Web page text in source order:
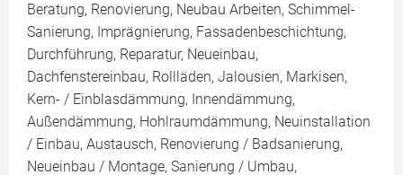
Beratung, Renovierung, Neubau Arbeiten, Schimmel-
Sanierung, Imprägnierung, Fassadenbeschichtung,
Durchführung, Reparatur, Neueinbau,
Dachfenstereinbau, Rollläden, Jalousien, Markisen,
Kern- / Einblasdämmung, Innendämmung,
Außendämmung, Hohlraumdämmung, Neuinstallation
/ Einbau, Austausch, Renovierung / Badsanierung,
Neueinbau / Montage, Sanierung / Umbau,